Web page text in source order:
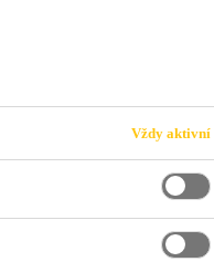
Vždy aktivní